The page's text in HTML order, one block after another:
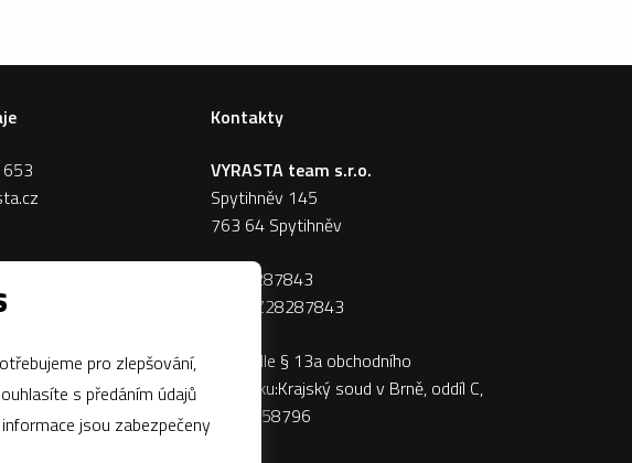
Kontakty
VYRASTA team s.r.o.
Spytihněv 145
763 64 Spytihněv
28287843
CZ28287843
Zápis dle § 13a obchodního
zákoníku:Krajský soud v Brně, oddíl C,
vložka 58796
pro zlepšování,
jsou zabezpečeny